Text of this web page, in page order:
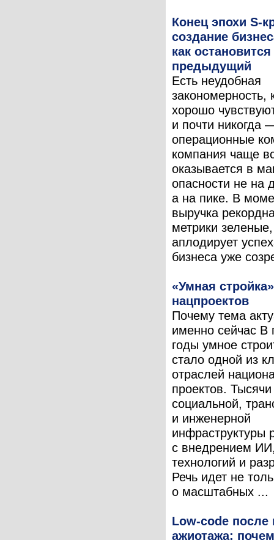
Конец эпохи S-
создание
как остановится
предыдущий
Есть неудобная
закономерность,
хорошо
и почти никогда
операционные
компания чаще
оказывается в
опасности не на
а на пике. В
выручка
метрики
аплодирует
бизнеса уже
«Умная
нацпроектов
Почему тема
именно сейчас В
годы умное
стало одной из
отраслей
проектов.
социальной,
и инженерной
инфраструктуры
с внедрением
технологий и
Речь идет не
о масштабных ...
Low-code
ажиотажа: